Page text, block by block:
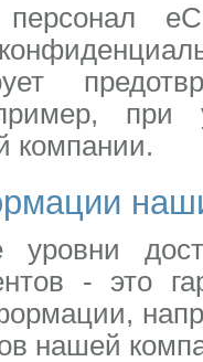
при
компании.
уровни
- это
нашей